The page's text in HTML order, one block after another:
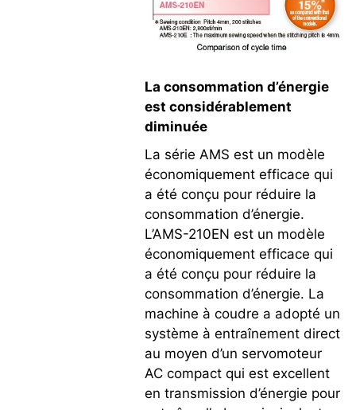
La consommation d’énergie
est considérablement
diminuée
La série AMS est un modèle
économiquement efficace qui
a été conçu pour réduire la
consommation d’énergie.
L’AMS-210EN est un modèle
économiquement efficace qui
a été conçu pour réduire la
consommation d’énergie. La
machine à coudre a adopté un
système à entraînement direct
au moyen d’un servomoteur
AC compact qui est excellent
en transmission d’énergie pour